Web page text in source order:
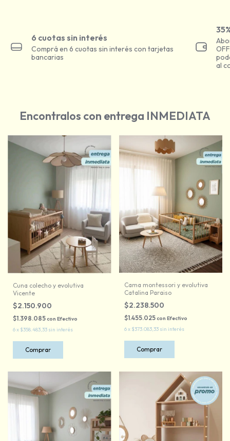
6 cuotas sin interés
Comprá en 6 cuotas sin interés con tarjetas
bancarias
al
Encontralos con entrega INMEDIATA
Cuna colecho y evolutiva
Vicente
$2.150.900
$1.398.085con Efectivo
6x $358.483,33 sin interés
Comprar
Cama montessori y evolutiva
Catalina Paraiso
$2.238.500
$1.455.025con Efectivo
6x $373.083,33 sin interés
Comprar